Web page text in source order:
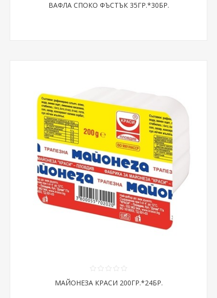
ВАФЛА СПОКО ФЪСТЪК 35ГР.*30БР.
МАЙОНЕЗА КРАСИ 200ГР.*24БР.